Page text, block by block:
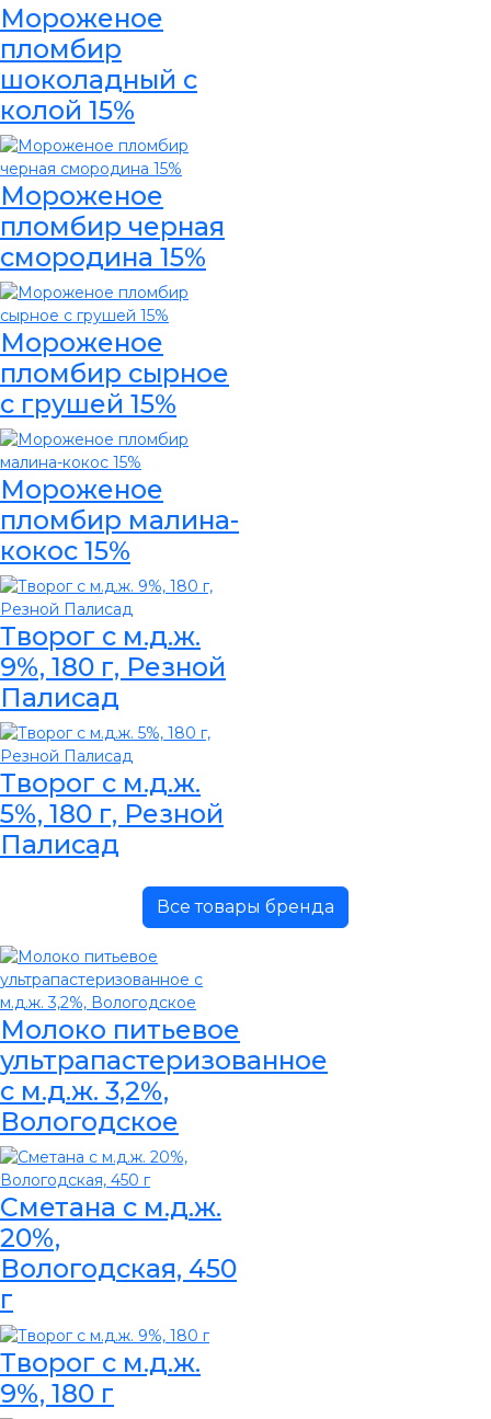
Мороженое
пломбир
шоколадный с
колой 15%
Мороженое
пломбир черная
смородина 15%
Мороженое
пломбир сырное
с грушей 15%
Мороженое
пломбир малина-
кокос 15%
Творог с м.д.ж.
9%, 180 г, Резной
Палисад
Творог с м.д.ж.
5%, 180 г, Резной
Палисад
Все товары бренда
Молоко питьевое
ультрапастеризованное
с м.д.ж. 3,2%,
Вологодское
Сметана с м.д.ж.
20%,
Вологодская, 450
г
Творог с м.д.ж.
9%, 180 г